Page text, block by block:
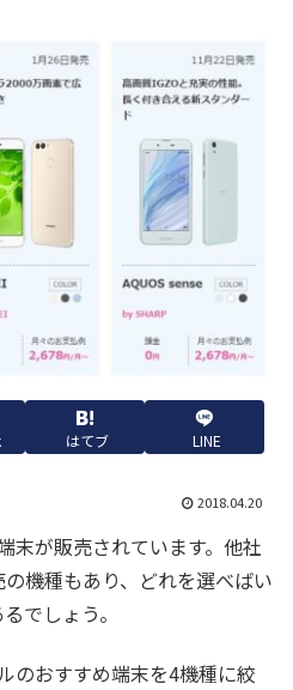
はてブ LINE
2018.04.20
末が販売されています。他社
機種もあり、どれを選べばい
でしょう。
のおすすめ端末を4機種に絞